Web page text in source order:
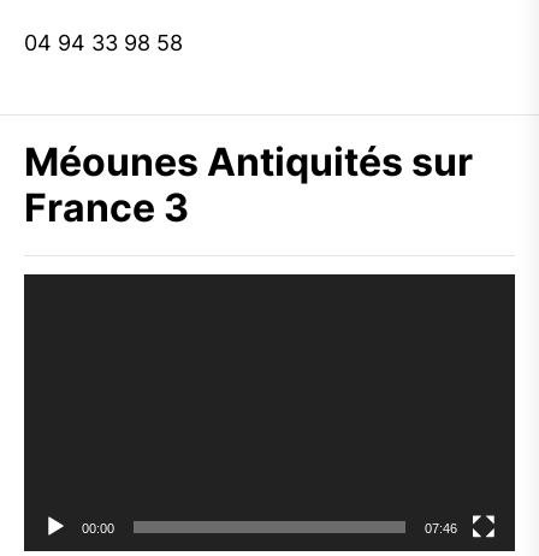
04 94 33 98 58
Méounes Antiquités sur
France 3
00:00 07:46